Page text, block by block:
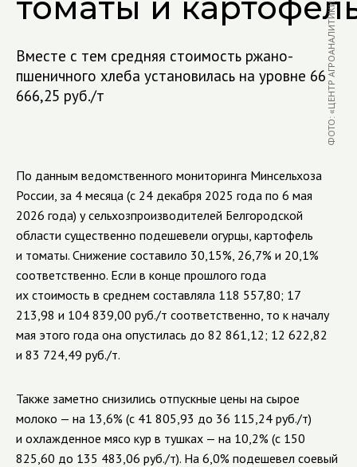
Вместе с тем средняя стоимость ржано-
пшеничного хлеба установилась на уровне 66
666,25 руб./т
ФОТО: «ЦЕНТР АГРОАНАЛИТИКИ»
По данным ведомственного мониторинга Минсельхоза
России, за 4 месяца (с 24 декабря 2025 года по 6 мая
2026 года) у сельхозпроизводителей Белгородской
области существенно подешевели огурцы, картофель
и томаты. Снижение составило 30,15%, 26,7% и 20,1%
соответственно. Если в конце прошлого года
их стоимость в среднем составляла 118 557,80; 17
213,98 и 104 839,00 руб./т соответственно, то к началу
мая этого года она опустилась до 82 861,12; 12 622,82
и 83 724,49 руб./т.
Также заметно снизились отпускные цены на сырое
молоко — на 13,6% (с 41 805,93 до 36 115,24 руб./т)
и охлажденное мясо кур в тушках — на 10,2% (с 150
825,60 до 135 483,06 руб./т). На 6,0% подешевел соевый